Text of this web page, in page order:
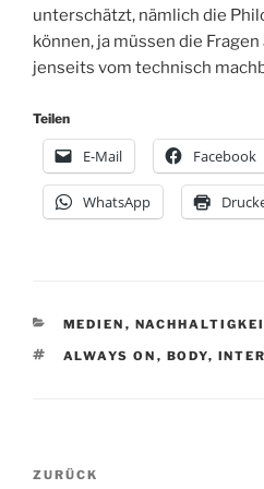
unterschätzt, nämlich die
können, ja müssen die
jenseits vom technisch
Teilen
E-Mail Facebook
WhatsApp
KATEGORIEN
MEDIEN ,
SCHLAGWÖRTER
ALWAYS ON , BODY,
Beitragsnavigation
Vorheriger
ZURÜCK